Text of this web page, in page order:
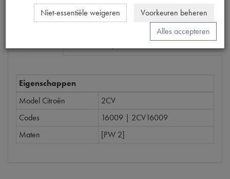
Eigenschappen
Model Citroën
2CV
Codes
16009 | 2CV16009
Maten
[PW 2]
Niet-essentiële weigeren
Voorkeuren beheren
Alles accepteren